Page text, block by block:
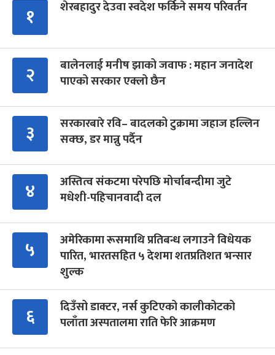
१ शेरबहादुर देउवा स्वदेश फर्किने समय परिवर्तन
२
बालेनलाई मनीष झाको जवाफ : महान जनादेश
पाएको सरकार एक्लो छैन
३
सरकारबारे रवि– बादलको टुक्रामा जहाज हल्लिन
सक्छ, डर मान्नु पर्दैन
४
अस्तित्व संकटमा परेपछि मोर्चाबन्दीमा जुटे
मधेशी-पहिचानवादी दल
५
अमेरिकामा रूसमाथि प्रतिबन्ध लगाउने विधेयक
पारित, भारतसहित ५ देशमा शतप्रतिशत भन्सार
शुल्क
६
दिउँसो डाक्टर, नर्स कुटिएको कालीकोटको
पलाँता अस्पतालमा राति फेरि आक्रमण